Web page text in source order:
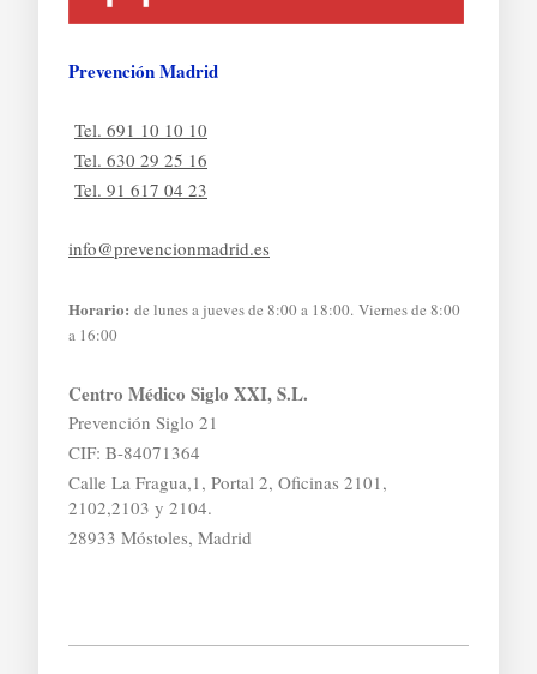
Prevención Madrid
Tel. 691 10 10 10
Tel. 630 29 25 16
Tel. 91 617 04 23
info@prevencionmadrid.es
Horario: de lunes a jueves de 8:00 a 18:00. Viernes de 8:00
a 16:00
Centro Médico Siglo XXI, S.L.
Prevención Siglo 21
CIF: B-84071364
Calle La Fragua,1, Portal 2, Oficinas 2101,
2102,2103 y 2104.
28933 Móstoles, Madrid